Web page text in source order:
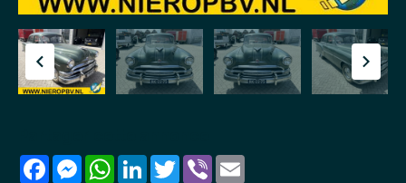
FacebookMessenger
WhatsApp
LinkedInTwitterViber